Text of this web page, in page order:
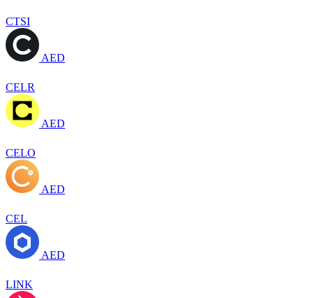
CTSI
AED
CELR
AED
CELO
AED
CEL
AED
LINK